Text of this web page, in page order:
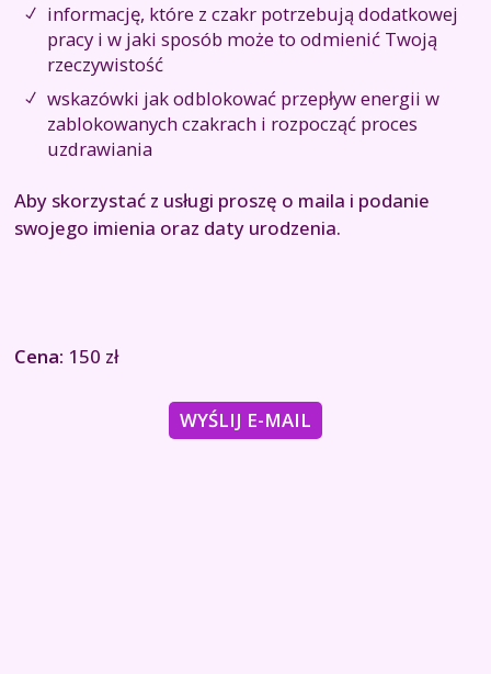
informację, które z czakr potrzebują dodatkowej
pracy i w jaki sposób może to odmienić Twoją
rzeczywistość
wskazówki jak odblokować przepływ energii w
zablokowanych czakrach i rozpocząć proces
uzdrawiania
Aby skorzystać z usługi proszę o maila i podanie
swojego imienia oraz daty urodzenia.
Cena: 150 zł
WYŚLIJ E-MAIL